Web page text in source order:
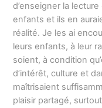
d’enseigner la
enfants et ils en
réalité. Je les ai
leurs enfants, à leur
soient, à condition
d’intérêt, culture et
maîtrisaient
plaisir partagé,